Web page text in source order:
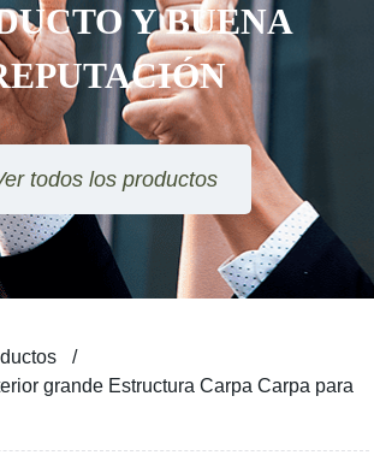
ESTILOS
todos los productos
grande Estructura Carpa Carpa para